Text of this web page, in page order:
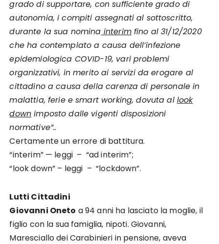
grado di supportare, con sufficiente grado di
autonomia, i compiti assegnati al sottoscritto,
durante la sua nomina interimfino al 31/12/2020
che ha contemplato a causa dell’infezione
epidemiologica COVID-19, vari problemi
organizzativi, in merito ai servizi da erogare al
cittadino a causa della carenza di personale in
malattia, ferie e smart working, dovuta al look
down imposto dalle vigenti disposizioni
normative”..
Certamente un errore di battitura.
“interim” — leggi – “ad interim”;
“look down” – leggi – “lockdown”.
Lutti Cittadini
Giovanni Oneto a 94 anni ha lasciato la moglie, il
figlio con la sua famiglia, nipoti. Giovanni,
Maresciallo dei Carabinieri in pensione, aveva